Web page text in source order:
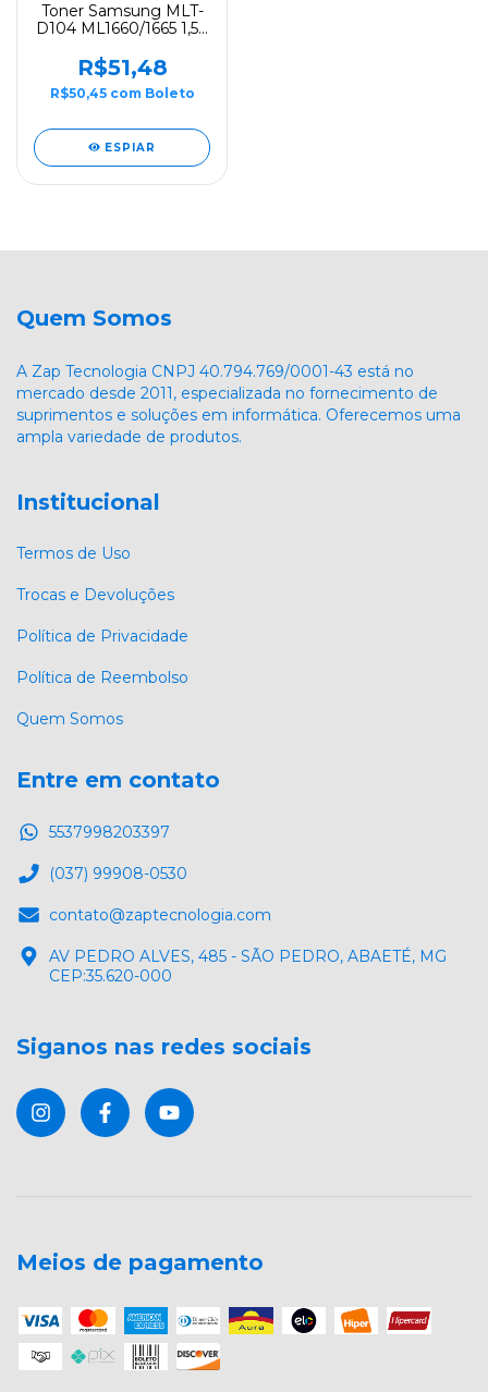
Toner Samsung MLT-
D104 ML1660/1665 1,5K
R$51,48
R$50,45 com Boleto
ESPIAR
Quem Somos
A Zap Tecnologia CNPJ 40.794.769/0001-43 está no
mercado desde 2011, especializada no fornecimento de
suprimentos e soluções em informática. Oferecemos uma
ampla variedade de produtos.
Institucional
Termos de Uso
Trocas e Devoluções
Política de Privacidade
Política de Reembolso
Quem Somos
Entre em contato
5537998203397
(037) 99908-0530
contato@zaptecnologia.com
AV PEDRO ALVES, 485 - SÃO PEDRO, ABAETÉ, MG
CEP:35.620-000
Siganos nas redes sociais
Meios de pagamento